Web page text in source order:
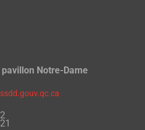
Notre-Dame